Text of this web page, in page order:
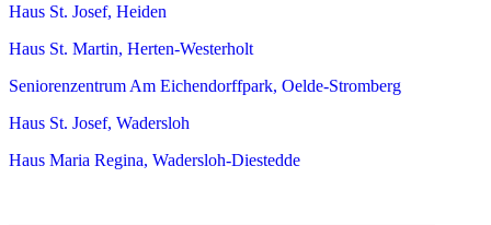
Haus St. Josef, Heiden
Haus St. Martin, Herten-Westerholt
Seniorenzentrum Am Eichendorffpark, Oelde-Stromberg
Haus St. Josef, Wadersloh
Haus Maria Regina, Wadersloh-Diestedde